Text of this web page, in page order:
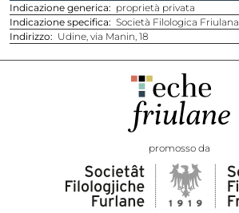
Indicazione generica
proprietà privata
Indicazione specifica
Società Filologica Friulana
Indirizzo
Udine, via Manin, 18
promosso da